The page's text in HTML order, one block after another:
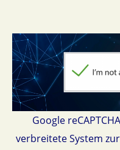
Google
verbreitete System